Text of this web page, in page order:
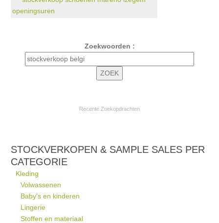
openingsuren
Zoekwoorden :
Recente Zoekopdrachten
STOCKVERKOPEN & SAMPLE SALES PER
CATEGORIE
Kleding
Volwassenen
Baby's en kinderen
Lingerie
Stoffen en materiaal